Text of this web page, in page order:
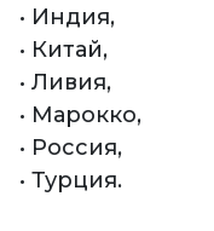
• Индия,
• Китай,
• Ливия,
• Марокко,
• Россия,
• Турция.